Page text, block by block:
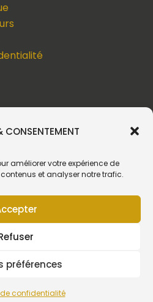
CONSENTEMENT
améliorer votre expérience de
et analyser notre trafic.
préférences
confidentialité
un souci ?